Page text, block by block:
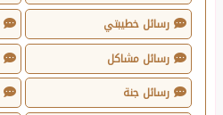
رسائل خطيبتي
رسائل مشاكل
رسائل جنة